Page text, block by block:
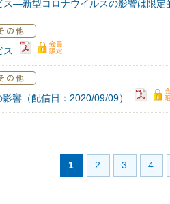
ス―新型コロナウイルスの影響は限
ス
響（配信日：2020/09/09）
1 2 3 4